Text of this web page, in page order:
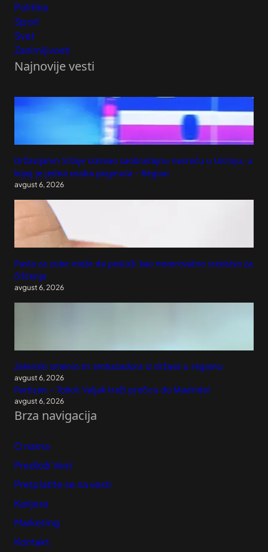
Politika
Sport
Svet
Zanimljivosti
Najnovije vesti
Državljanin Srbije izazvao saobraćajnu nesreću u Ulcinju, u
kojoj je jedna osoba poginula – Region
avgust 6, 2026
Pasta za zube može da posluži kao neverovatno sredstvo za
čišćenje
avgust 6, 2026
Zelenski smenio tri ambasadora iz država u regionu
avgust 6, 2026
Partizan – Tobol: Valjak traži prečicu do Madrida!
avgust 6, 2026
Brza navigacija
O nama
Predloži Vest
Pretplatite se na vesti
Karijera
Marketing
Kontakt